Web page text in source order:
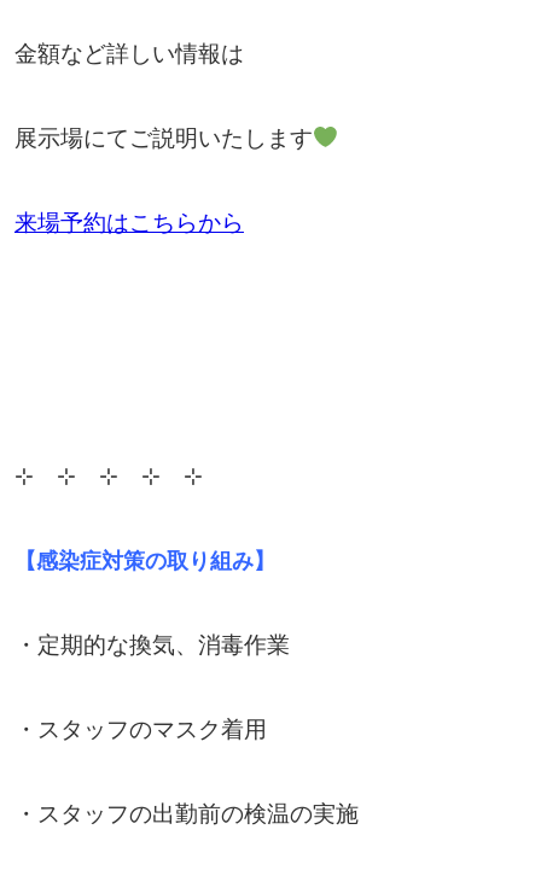
金額など詳しい情報は
展示場にてご説明いたします
来場予約はこちらから
⊹ ⊹ ⊹ ⊹ ⊹
【感染症対策の取り組み】
・定期的な換気、消毒作業
・スタッフのマスク着用
・スタッフの出勤前の検温の実施